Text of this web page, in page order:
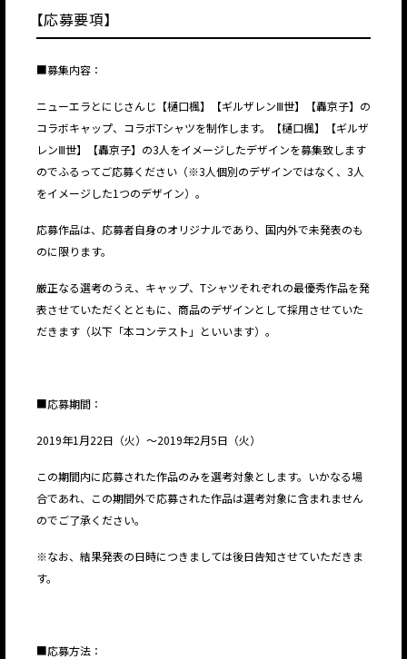
【応募要項】
■募集内容：
ニューエラとにじさんじ【樋口楓】【ギルザレンⅢ世】【轟京子】の
コラボキャップ、コラボTシャツを制作します。【樋口楓】【ギルザ
レンⅢ世】【轟京子】の3人をイメージしたデザインを募集致します
のでふるってご応募ください（※3人個別のデザインではなく、3人
をイメージした1つのデザイン）。
応募作品は、応募者自身のオリジナルであり、国内外で未発表のも
のに限ります。
厳正なる選考のうえ、キャップ、Tシャツそれぞれの最優秀作品を発
表させていただくとともに、商品のデザインとして採用させていた
だきます（以下「本コンテスト」といいます）。
■応募期間：
2019年1月22日（火）～2019年2月5日（火）
この期間内に応募された作品のみを選考対象とします。いかなる場
合であれ、この期間外で応募された作品は選考対象に含まれません
のでご了承ください。
※なお、結果発表の日時につきましては後日告知させていただきま
す。
■応募方法：